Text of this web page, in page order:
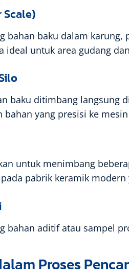
bahan baku dalam
ideal untuk area gudang
baku ditimbang langsung
yang presisi ke
untuk menimbang
pabrik keramik
bahan aditif atau sampel
Proses